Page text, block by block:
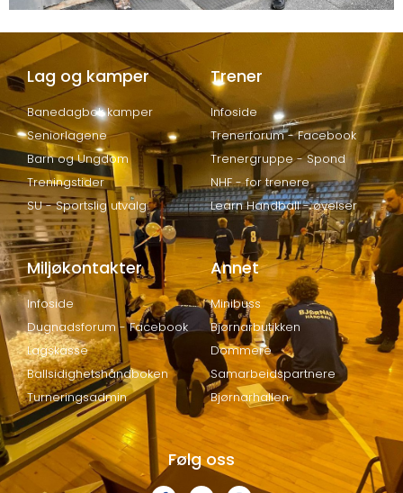
Lag og kamper
Banedagbok kamper
Seniorlagene
Barn og Ungdom
Treningstider
SU - Sportslig utvalg
Trener
Infoside
Trenerforum - Facebook
Trenergruppe - Spond
NHF - for trenere
Learn Handball - øvelser
Miljøkontakter
Infoside
Dugnadsforum - Facebook
Lagskasse
Ballsidighetshåndboken
Turneringsadmin
Annet
Minibuss
Bjørnarbutikken
Dommere
Samarbeidspartnere
Bjørnarhallen
Følg oss